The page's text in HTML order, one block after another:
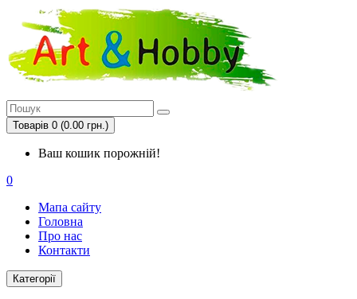
Товарів 0 (0.00 грн.)
Ваш кошик порожній!
0
Мапа сайту
Головна
Про нас
Контакти
Категорії